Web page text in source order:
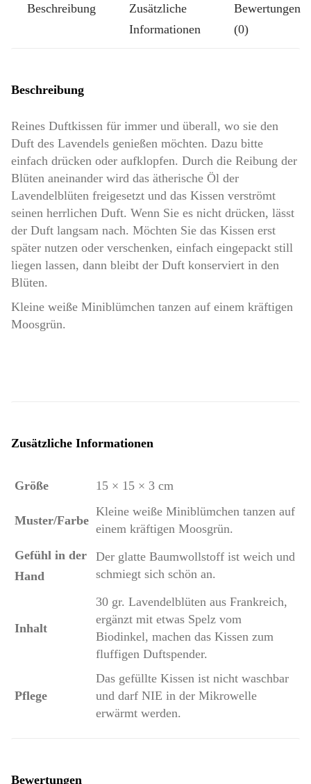
Miniblümchen
Beschreibung
Zusätzliche
Informationen
Bewertungen
(0)
Beschreibung
Reines Duftkissen für immer und überall, wo sie den
Duft des Lavendels genießen möchten. Dazu bitte
einfach drücken oder aufklopfen. Durch die Reibung der
Blüten aneinander wird das ätherische Öl der
Lavendelblüten freigesetzt und das Kissen verströmt
seinen herrlichen Duft. Wenn Sie es nicht drücken, lässt
der Duft langsam nach. Möchten Sie das Kissen erst
später nutzen oder verschenken, einfach eingepackt still
liegen lassen, dann bleibt der Duft konserviert in den
Blüten.
Kleine weiße Miniblümchen tanzen auf einem kräftigen
Moosgrün.
Zusätzliche Informationen
Größe 15 × 15 × 3 cm
Muster/Farbe
Kleine weiße Miniblümchen tanzen auf
einem kräftigen Moosgrün.
Gefühl in der
Hand
Der glatte Baumwollstoff ist weich und
schmiegt sich schön an.
Inhalt
30 gr. Lavendelblüten aus Frankreich,
ergänzt mit etwas Spelz vom
Biodinkel, machen das Kissen zum
fluffigen Duftspender.
Pflege
Das gefüllte Kissen ist nicht waschbar
und darf NIE in der Mikrowelle
erwärmt werden.
Bewertungen